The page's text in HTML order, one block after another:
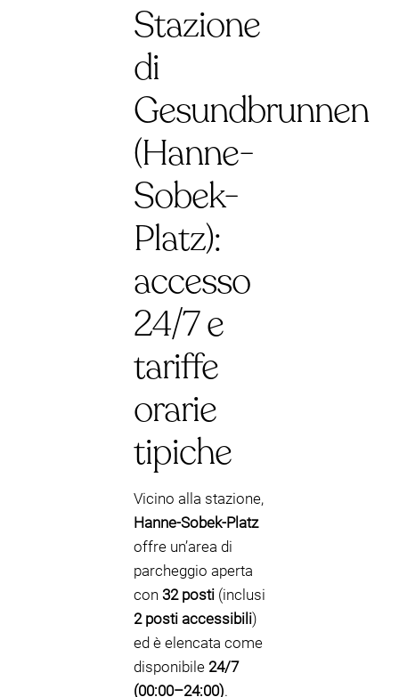
Stazione
di
Gesundbrunnen
(Hanne-
Sobek-
Platz):
accesso
24/7 e
tariffe
orarie
tipiche
Vicino alla stazione,
Hanne-Sobek-Platz
offre un’area di
parcheggio aperta
con 32 posti (inclusi
2 posti accessibili)
ed è elencata come
disponibile 24/7
(00:00–24:00).